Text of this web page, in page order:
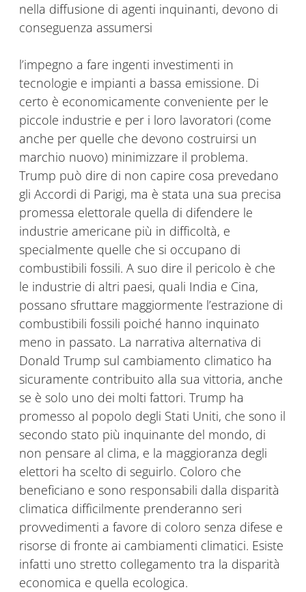
nella diffusione di agenti inquinanti, devono di
conseguenza assumersi
l’impegno a fare ingenti investimenti in
tecnologie e impianti a bassa emissione. Di
certo è economicamente conveniente per le
piccole industrie e per i loro lavoratori (come
anche per quelle che devono costruirsi un
marchio nuovo) minimizzare il problema.
Trump può dire di non capire cosa prevedano
gli Accordi di Parigi, ma è stata una sua precisa
promessa elettorale quella di difendere le
industrie americane più in difficoltà, e
specialmente quelle che si occupano di
combustibili fossili. A suo dire il pericolo è che
le industrie di altri paesi, quali India e Cina,
possano sfruttare maggiormente l’estrazione di
combustibili fossili poiché hanno inquinato
meno in passato. La narrativa alternativa di
Donald Trump sul cambiamento climatico ha
sicuramente contribuito alla sua vittoria, anche
se è solo uno dei molti fattori. Trump ha
promesso al popolo degli Stati Uniti, che sono il
secondo stato più inquinante del mondo, di
non pensare al clima, e la maggioranza degli
elettori ha scelto di seguirlo. Coloro che
beneficiano e sono responsabili dalla disparità
climatica difficilmente prenderanno seri
provvedimenti a favore di coloro senza difese e
risorse di fronte ai cambiamenti climatici. Esiste
infatti uno stretto collegamento tra la disparità
economica e quella ecologica.